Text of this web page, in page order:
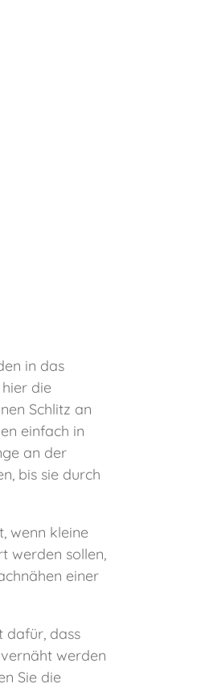
in das
die
Schlitz an
einfach in
an der
bis sie durch
wenn kleine
werden sollen,
einer
dafür, dass
werden
Sie die